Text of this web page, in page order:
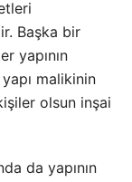
Başka bir
yapının
malikinin
olsun inşai
da yapının